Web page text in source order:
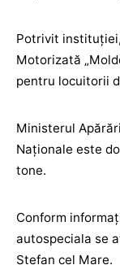
Potrivit
Motorizată
pentru locuitorii
Ministerul
Naționale este
tone.
Conform
autospeciala se
Ștefan cel Mare.